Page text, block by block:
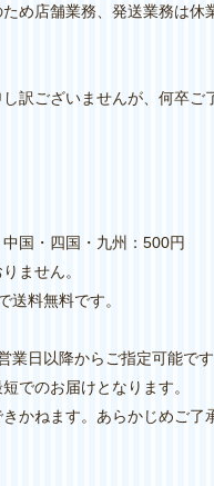
め店舗業務、発送業務は休
訳ございませんが、何卒ご
国・四国・九州：500円
ません。
送料無料です。
業日以降からご指定可能です
でのお届けとなります。
かねます。あらかじめご了